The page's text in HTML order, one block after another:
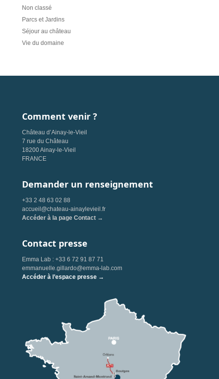
Non classé
Parcs et Jardins
Séjour au château
Vie du domaine
Comment venir ?
Château d’Ainay-le-Vieil
7 rue du Château
18200 Ainay-le-Vieil
FRANCE
Demander un renseignement
+33 2 48 63 02 88
accueil@chateau-ainaylevieil.fr
Accéder à la page Contact →
Contact presse
Emma Lab : +33 6 72 91 87 71
emmanuelle.gillardo@emma-lab.com
Accéder à l’espace presse →